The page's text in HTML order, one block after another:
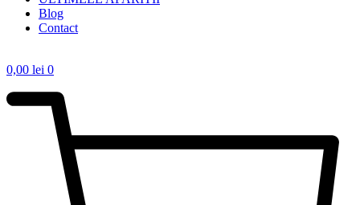
Blog
Contact
0,00 lei 0